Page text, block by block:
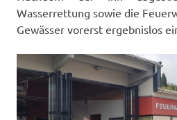
Wasserrettung sowie die
Gewässer vorerst ergebnislos